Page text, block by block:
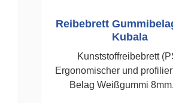
Reibebrett
Kubala
Kunststoffreibebrett
Ergonomischer und
Belag Weißgummi